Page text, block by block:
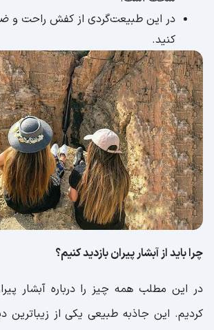
در این طبیعت‌گردی از کفش راحت و
کنید.
چرا باید از آبشار پیران بازدید کنیم؟
در این مطلب همه چیز را درباره آبشار
کردیم. این جاذبه طبیعی یکی از زیباترین